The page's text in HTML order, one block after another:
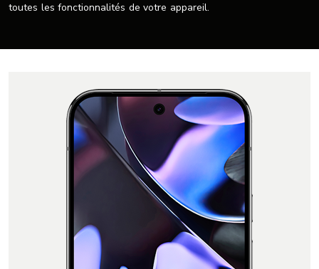
toutes les fonctionnalités de votre appareil.